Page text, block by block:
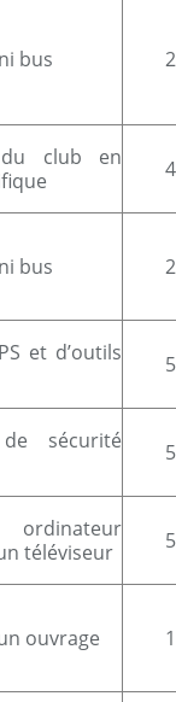
bus
du club en
bus
et d’outils
sécurité
ordinateur
téléviseur
ouvrage